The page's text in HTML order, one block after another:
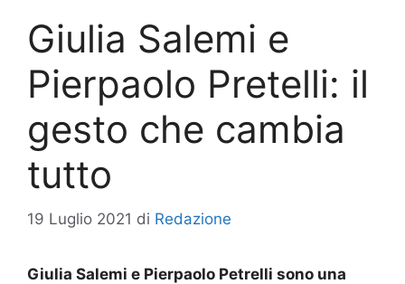
Giulia Salemi e
Pierpaolo Pretelli: il
gesto che cambia
tutto
19 Luglio 2021 di Redazione
Giulia Salemi e Pierpaolo Petrelli sono una